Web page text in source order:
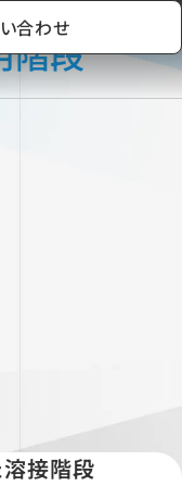
合わせ
階段
溶接階段